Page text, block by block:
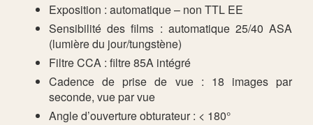
Exposition : automatique – non TTL EE
Sensibilité des films : automatique 25/40 ASA
(lumière du jour/tungstène)
Filtre CCA : filtre 85A intégré
Cadence de prise de vue : 18 images par
seconde, vue par vue
Angle d’ouverture obturateur : < 180°